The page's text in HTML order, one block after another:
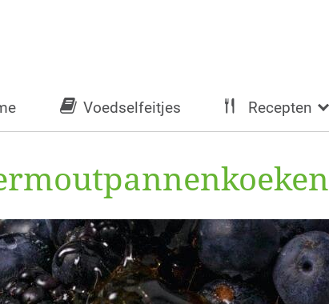
Voedselfeitjes Recepten